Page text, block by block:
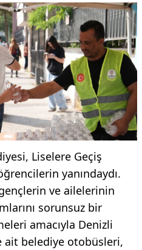
Liselere Geçiş
yanındaydı.
ve ailelerinin
sorunsuz bir
amacıyla Denizli
ait belediye otobüsleri,